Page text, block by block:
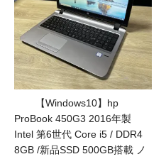
【Windows10】hp
ProBook 450G3 2016年製
Intel 第6世代 Core i5 / DDR4
8GB /新品SSD 500GB搭載 ノ